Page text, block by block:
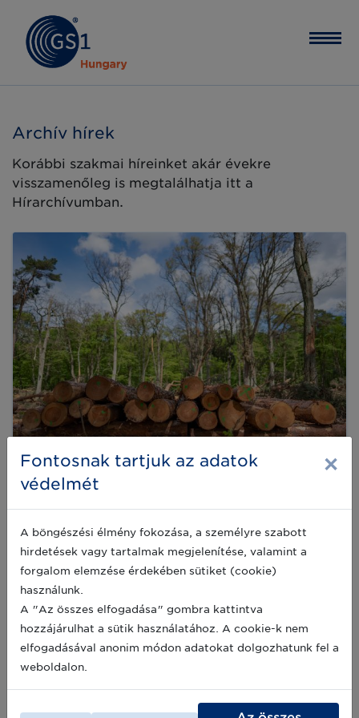
Archív hírek
Korábbi szakmai híreinket akár évekre
visszamenőleg is megtalálhatja itt a
Hírarchívumban.
EU Erdőirtási Rendelet: a GS1 globális
szigorú szabályozási követelményeket
fogalmaz meg a fenntarthatóság és
környezetvédelem érdekében, amely
világszerte számos vállalkozást érint. Az
erdőirtásmentes termékekről szóló rendelet
(EUDR), 2025 decemberében lép hatályba és
adatalapú jelentéstételt ír elő annak
biztosítására, hogy az EU piacára belépő
2025-04-11
Fontosnak tartjuk az adatok
védelmét
×
A böngészési élmény fokozása, a személyre szabott
hirdetések vagy tartalmak megjelenítése, valamint a
forgalom elemzése érdekében sütiket (cookie)
használunk.
A "Az összes elfogadása" gombra kattintva
hozzájárulhat a sütik használatához. A cookie-k nem
elfogadásával anonim módon adatokat dolgozhatunk fel a
weboldalon.